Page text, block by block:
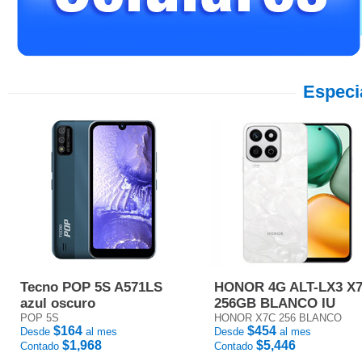
Tecno POP 5S A571LS
azul oscuro
POP 5S
Desde $164 al mes
Contado $1,968
HONOR 4G ALT-LX3
256GB BLANCO IU
HONOR X7C 256 BLANCO
Desde $454 al mes
Contado $5,446